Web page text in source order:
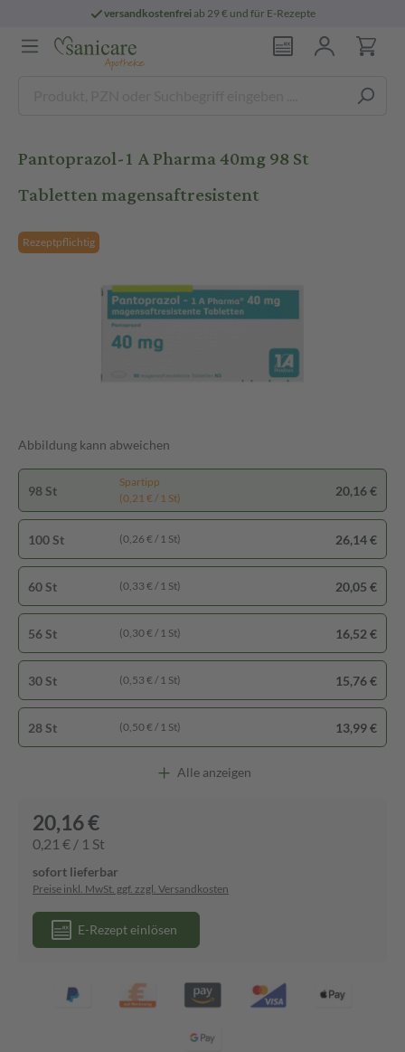
versandkostenfreiab 29 € und für E-Rezepte
Pantoprazol-1 A Pharma 40mg 98 St
Tabletten magensaftresistent
Rezeptpflichtig
Abbildung kann abweichen
100 St (0,26 € / 1 St) 26,14 €
98 St
Spartipp
(0,21 € / 1 St)
20,16 €
60 St (0,33 € / 1 St) 20,05 €
56 St (0,30 € / 1 St) 16,52 €
30 St (0,53 € / 1 St) 15,76 €
28 St (0,50 € / 1 St) 13,99 €
Alle anzeigen
20,16 €
0,21 € / 1 St
sofort lieferbar
Preise inkl. MwSt. ggf. zzgl. Versandkosten
E-Rezept einlösen